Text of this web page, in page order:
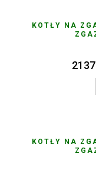
KOTŁY NA
KOTŁY NA